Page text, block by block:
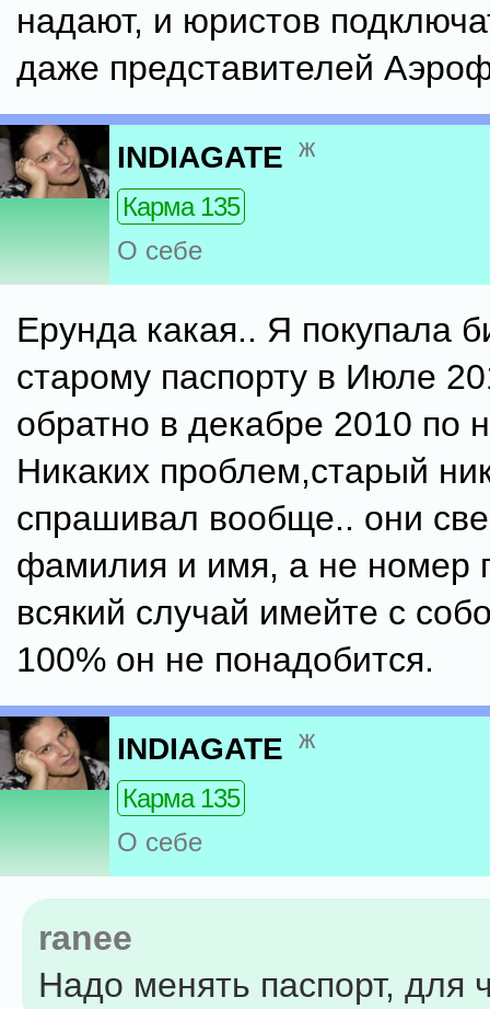
надают, и юристов
даже представителей
INDIAGATE ж
Карма 135
О себе
Ерунда какая.. Я покупала
старому паспорту в Июле
обратно в декабре 2010 по
Никаких проблем,старый
спрашивал вообще.. они
фамилия и имя, а не номер
всякий случай имейте с
100% он не понадобится.
INDIAGATE ж
Карма 135
О себе
ranee
Надо менять паспорт, для